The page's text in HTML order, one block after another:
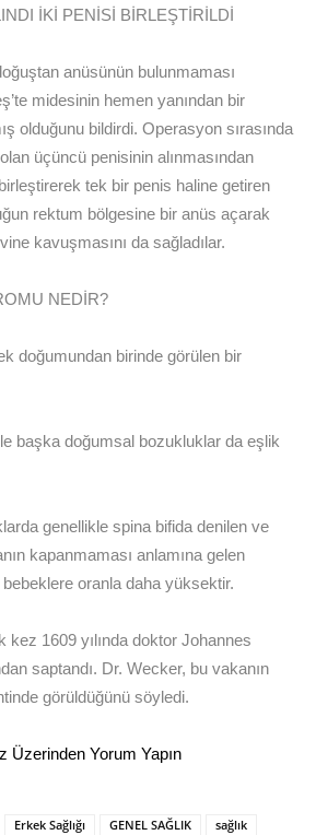
İKİ PENİSİ BİRLEŞTİRİLDİ
anüsünün bulunmaması
midesinin hemen yanından bir
olduğunu bildirdi. Operasyon sırasında
üçüncü penisinin alınmasından
tek bir penis haline getiren
rektum bölgesine bir anüs açarak
kavuşmasını da sağladılar.
NEDİR?
doğumundan birinde görülen bir
başka doğumsal bozukluklar da eşlik
genellikle spina bifida denilen ve
kapanmaması anlamına gelen
oranla daha yüksektir.
kez 1609 yılında doktor Johannes
saptandı. Dr. Wecker, bu vakanın
görüldüğünü söyledi.
Üzerinden Yorum Yapın
Erkek Sağlığı GENEL SAĞLIK
sağlık